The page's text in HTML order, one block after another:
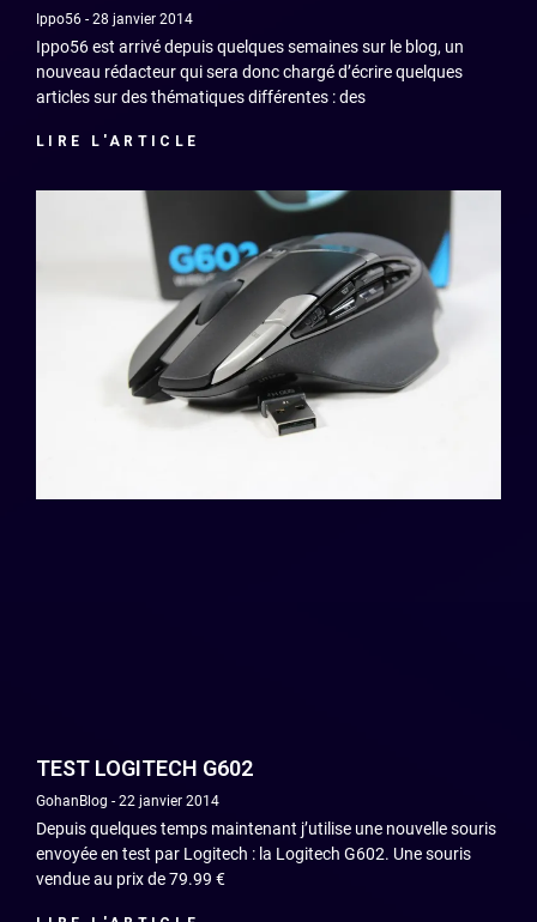
Ippo56 28 janvier 2014
Ippo56 est arrivé depuis quelques semaines sur le blog, un
nouveau rédacteur qui sera donc chargé d’écrire quelques
articles sur des thématiques différentes : des
LIRE L'ARTICLE
TEST LOGITECH G602
GohanBlog 22 janvier 2014
Depuis quelques temps maintenant j’utilise une nouvelle souris
envoyée en test par Logitech : la Logitech G602. Une souris
vendue au prix de 79.99 €